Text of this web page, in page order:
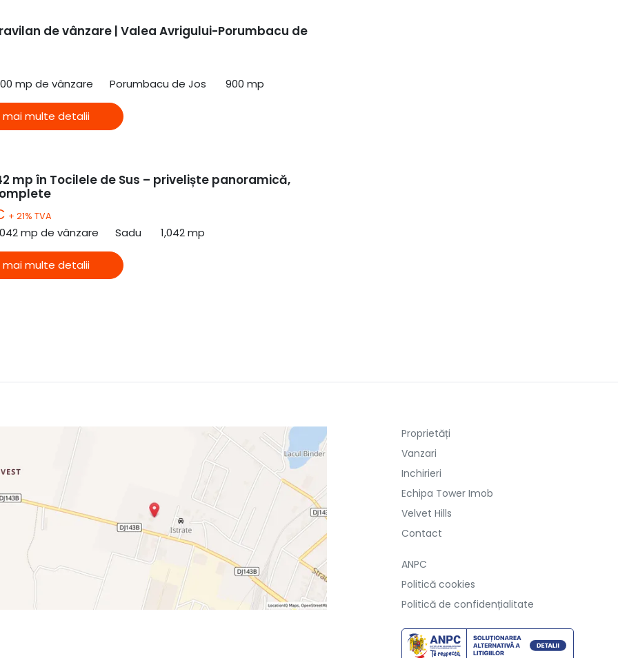
de vânzare | Valea Avrigului-Porumbacu de
mp de vânzare Porumbacu de Jos 900 mp
mai multe detalii
mp în Tocilele de Sus – priveliște panoramică,
+ 21% TVA
mp de vânzare Sadu 1,042 mp
mai multe detalii
Proprietăți
Vanzari
Inchirieri
Echipa Tower Imob
Velvet Hills
Contact
ANPC
Politică cookies
Politică de confidențialitate